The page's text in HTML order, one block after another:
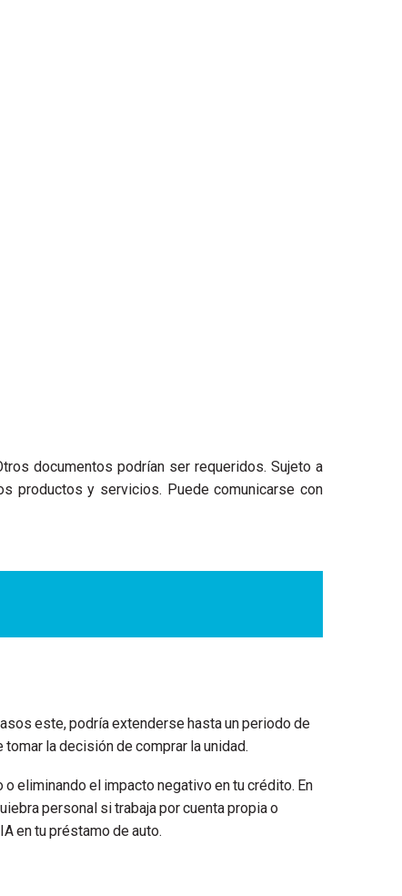
documentos podrían ser requeridos. Sujeto a
productos y servicios. Puede comunicarse con
este, podría extenderse hasta un periodo de
la decisión de comprar la unidad.
eliminando el impacto negativo en tu crédito. En
personal si trabaja por cuenta propia o
en tu préstamo de auto.